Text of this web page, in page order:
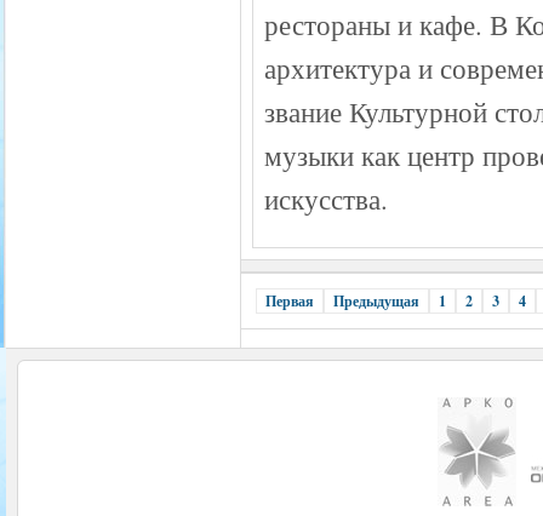
рестораны и кафе. В
архитектура и
звание Культурной
музыки как центр
искусства.
Первая Предыдущая 1 2 3 4